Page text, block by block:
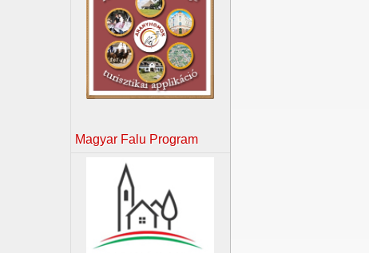
Magyar Falu Program